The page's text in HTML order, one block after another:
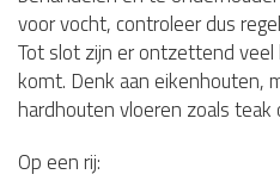
voor vocht, controleer dus
Tot slot zijn er ontzettend
komt. Denk aan eikenhouten,
hardhouten vloeren zoals teak
Op een rij: